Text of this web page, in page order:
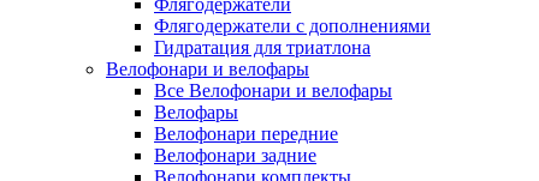
Флягодержатели
Флягодержатели с дополнениями
Гидратация для триатлона
Велофонари и велофары
Все Велофонари и велофары
Велофары
Велофонари передние
Велофонари задние
Велофонари комплекты